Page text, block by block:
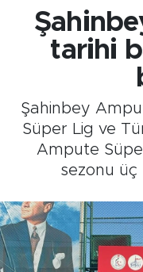
tarihi
Şahinbey
Süper Lig ve
Ampute
sezonu üç
Tüm Manşetler
Son Dakika